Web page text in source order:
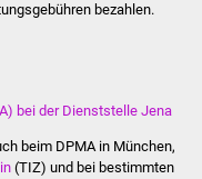
Bizet
bezahlen.
bei der Dienststelle Jena
beim DPMA in München,
(TIZ) und bei bestimmten